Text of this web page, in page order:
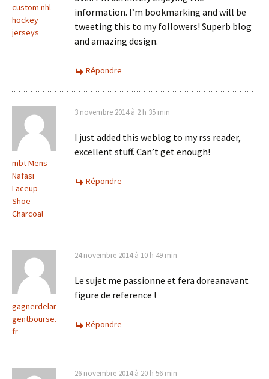
custom nhl
hockey
jerseys
information. I’m bookmarking and will be
tweeting this to my followers! Superb blog
and amazing design.
Répondre
mbt Mens
Nafasi
Laceup
Shoe
Charcoal
3 novembre 2014 à 2 h 35 min
I just added this weblog to my rss reader,
excellent stuff. Can’t get enough!
Répondre
gagnerdelar
gentbourse.
fr
24 novembre 2014 à 10 h 49 min
Le sujet me passionne et fera doreanavant
figure de reference !
Répondre
26 novembre 2014 à 20 h 56 min